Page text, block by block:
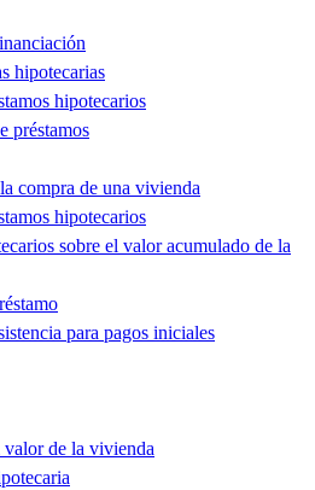
hipotecarias
hipotecarios
préstamos
compra de una vivienda
hipotecarios
sobre el valor acumulado de la
para pagos iniciales
de la vivienda